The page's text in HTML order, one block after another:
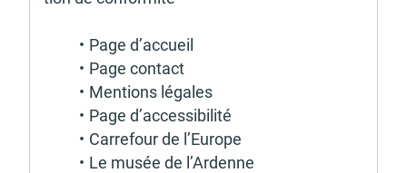
Page d’accueil
Page contact
Mentions légales
Page d’acces­si­bi­lité
Carre­four de l’Europe
Le musée de l’Ardenne